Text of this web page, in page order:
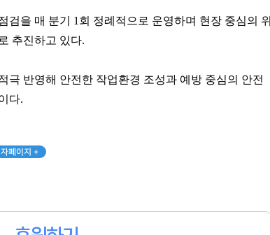
검을 매 분기 1회 정례적으로 운영하며 현장 중심의 위
추진하고 있다.
극 반영해 안전한 작업환경 조성과 예방 중심의 안전
다.
자페이지 +